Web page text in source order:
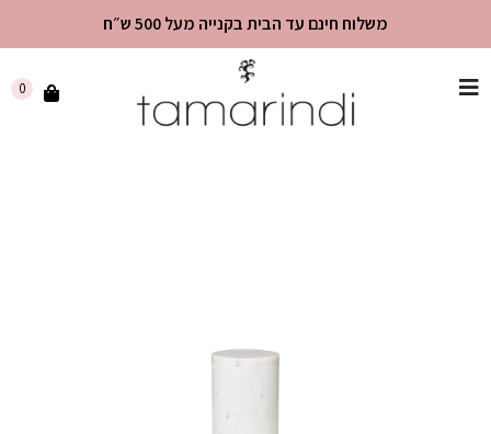
שִׂים
משלוח חינם עד הבית בקנייה מעל 500 ש״ח
0